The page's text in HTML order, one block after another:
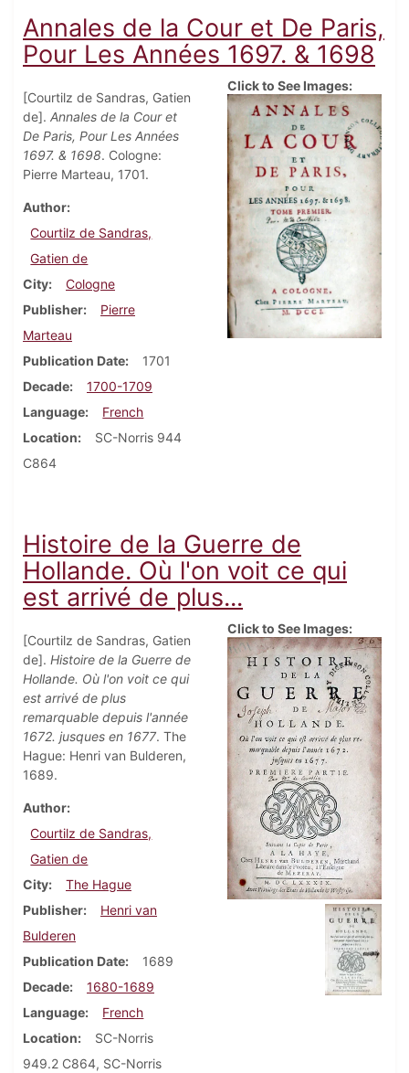
Annales de la Cour et De Paris,
Pour Les Années 1697. & 1698
[Courtilz de Sandras, Gatien
de]. Annales de la Cour et
De Paris, Pour Les Années
1697. & 1698. Cologne:
Pierre Marteau, 1701.
Author
Courtilz de Sandras,
Gatien de
City
Cologne
Publisher
Pierre
Marteau
Publication Date
1701
Decade
1700-1709
Language
French
Location
SC-Norris 944
C864
Click to See Images:
Histoire de la Guerre de
Hollande. Où l'on voit ce qui
est arrivé de plus...
[Courtilz de Sandras, Gatien
de]. Histoire de la Guerre de
Hollande. Où l'on voit ce qui
est arrivé de plus
remarquable depuis l'année
1672. jusques en 1677. The
Hague: Henri van Bulderen,
1689.
Author
Courtilz de Sandras,
Gatien de
City
The Hague
Publisher
Henri van
Bulderen
Publication Date
1689
Decade
1680-1689
Language
French
Location
SC-Norris
949.2 C864, SC-Norris
Click to See Images: